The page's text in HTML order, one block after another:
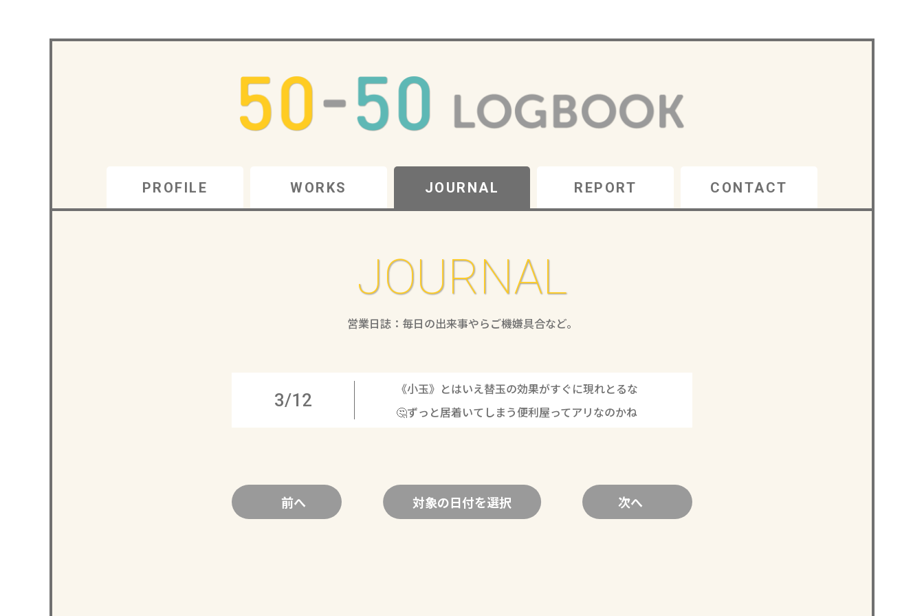
PROFILE WORKS JOURNAL REPORT CONTACT
JOURNAL
営業日誌：毎日の出来事やらご機嫌具合など。
3/12
《小玉》とはいえ替玉の効果がすぐに現れとるな
🤔ずっと居着いてしまう便利屋ってアリなのかね
前へ 次へ
対象の日付を選択